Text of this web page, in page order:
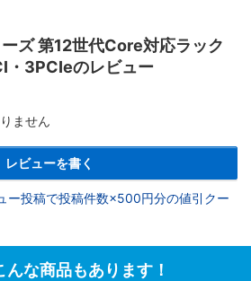
ズ 第12世代Core対応ラック
・3PCIeのレビュー
ません
レビューを書く
ー投稿で投稿件数×500円分の値引クー
な商品もあります！